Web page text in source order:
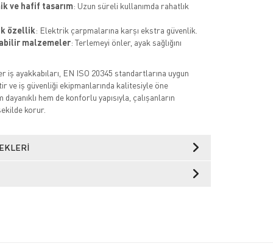
ve hafif tasarım: Uzun süreli kullanımda rahatlık
özellik: Elektrik çarpmalarına karşı ekstra güvenlik.
malzemeler: Terlemeyi önler, ayak sağlığını
iş ayakkabıları, EN ISO 20345 standartlarına uygun
ve iş güvenliği ekipmanlarında kalitesiyle öne
dayanıklı hem de konforlu yapısıyla, çalışanların
korur.